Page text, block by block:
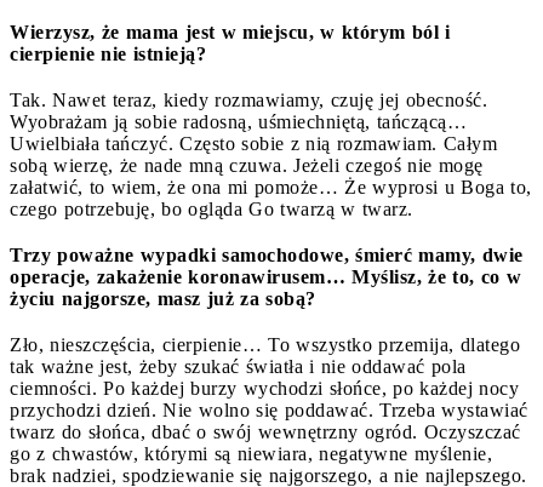
Wierzysz, że mama jest w miejscu, w którym ból i
cierpienie nie istnieją?
Tak. Nawet teraz, kiedy rozmawiamy, czuję jej obecność.
Wyobrażam ją sobie radosną, uśmiechniętą, tańczącą…
Uwielbiała tańczyć. Często sobie z nią rozmawiam. Całym
sobą wierzę, że nade mną czuwa. Jeżeli czegoś nie mogę
załatwić, to wiem, że ona mi pomoże… Że wyprosi u Boga to,
czego potrzebuję, bo ogląda Go twarzą w twarz.
Trzy poważne wypadki samochodowe, śmierć mamy, dwie
operacje, zakażenie koronawirusem… Myślisz, że to, co w
życiu najgorsze, masz już za sobą?
Zło, nieszczęścia, cierpienie… To wszystko przemija, dlatego
tak ważne jest, żeby szukać światła i nie oddawać pola
ciemności. Po każdej burzy wychodzi słońce, po każdej nocy
przychodzi dzień. Nie wolno się poddawać. Trzeba wystawiać
twarz do słońca, dbać o swój wewnętrzny ogród. Oczyszczać
go z chwastów, którymi są niewiara, negatywne myślenie,
brak nadziei, spodziewanie się najgorszego, a nie najlepszego.